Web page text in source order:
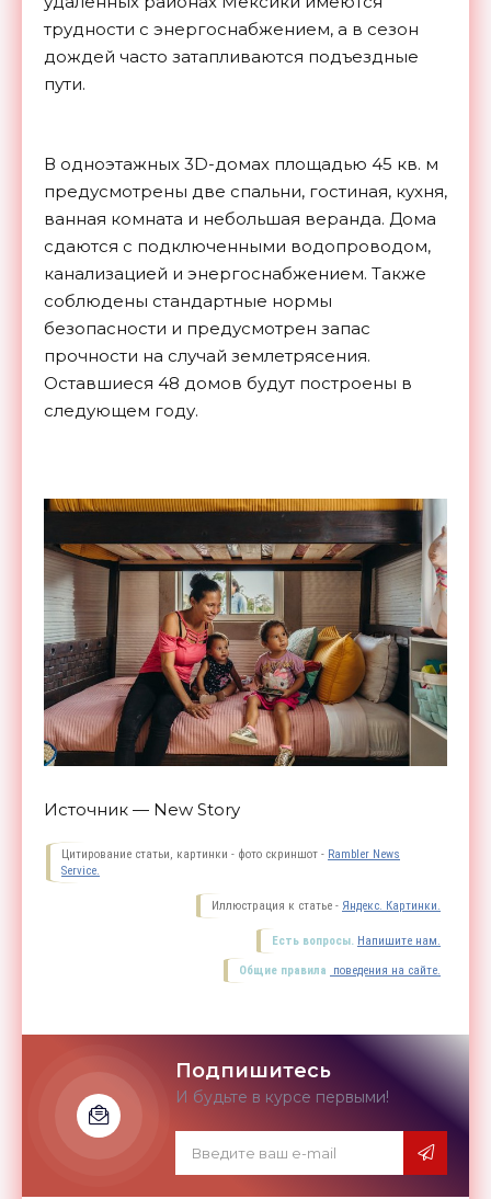
трудности с энергоснабжением, а в сезон
дождей часто затапливаются подъездные
пути.
В одноэтажных 3D-домах площадью 45 кв. м
предусмотрены две спальни, гостиная, кухня,
ванная комната и небольшая веранда. Дома
сдаются с подключенными водопроводом,
канализацией и энергоснабжением. Также
соблюдены стандартные нормы
безопасности и предусмотрен запас
прочности на случай землетрясения.
Оставшиеся 48 домов будут построены в
следующем году.
Источник — New Story
Цитирование статьи, картинки - фото скриншот - Rambler News
Service.
Иллюстрация к статье - Яндекс. Картинки.
Есть вопросы. Напишите нам.
Общие правила поведения на сайте.
Подпишитесь
И будьте в курсе первыми!